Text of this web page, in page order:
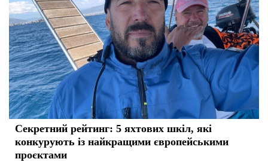
Секретний рейтинг: 5 яхтових шкіл, які
конкурують із найкращими європейськими
проєктами